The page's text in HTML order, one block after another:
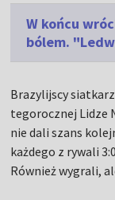
W końcu
bólem.
Brazylijscy
tegorocznej Lidze
nie dali szans
każdego z rywali
Również wygrali,